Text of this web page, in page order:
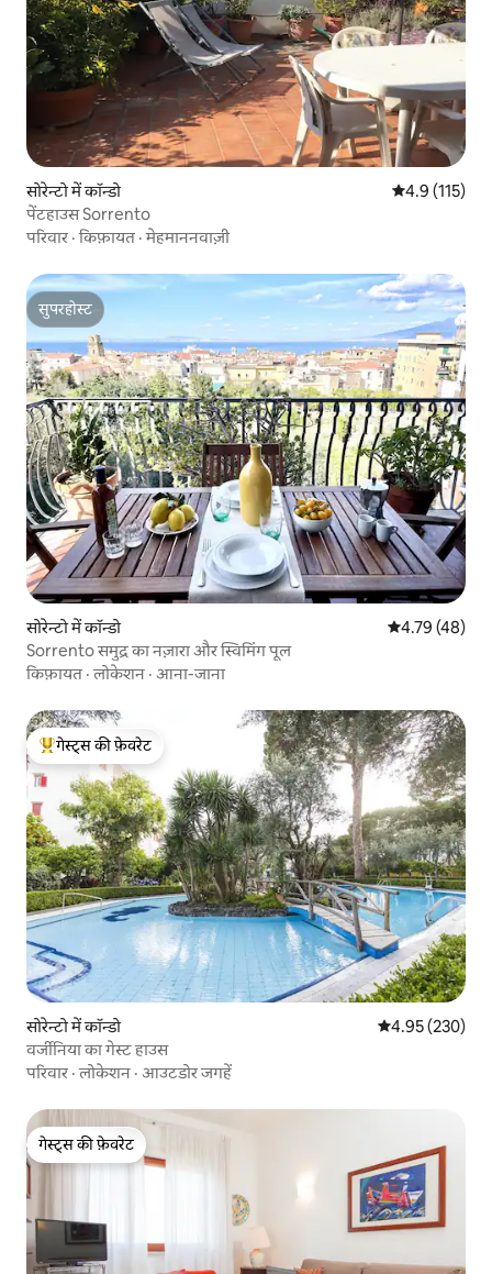
सोरेन्टो में कॉन्डो औसत रेटिंग 5 में
4.9 (115)
पेंटहाउस Sorrento
परिवार ·किफ़ायत ·मेहमाननवाज़ी
सुपरहोस्ट
सुपरहोस्ट
सोरेन्टो में कॉन्डो औसत रेटिंग 5 में
4.79 (48)
Sorrento समुद्र का नज़ारा और स्विमिंग पूल
किफ़ायत ·लोकेशन · आना-जाना
गेस्ट्स का टॉप फ़ेवरेट
गेस्ट्स की फ़ेवरेट
सोरेन्टो में कॉन्डो औसत रेटिंग 5 में से
4.95 (230)
वर्जीनिया का गेस्ट हाउस
परिवार ·लोकेशन · आउटडोर जगहें
गेस्ट्स की फ़ेवरेट
गेस्ट्स की फ़ेवरेट